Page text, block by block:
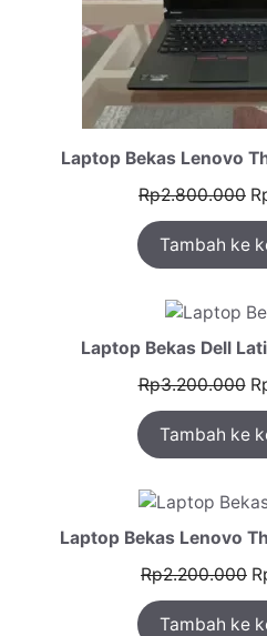
Laptop Bekas Lenovo
Rp2.800.000
Tambah ke
Laptop Bekas Dell
Rp3.200.000
Tambah ke
Laptop Bekas Lenovo
Rp2.200.000
Tambah ke